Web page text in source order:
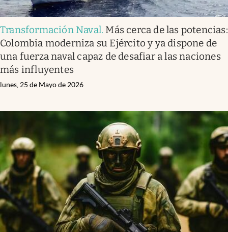
Transformación Naval. Más cerca de las potencias:
Colombia moderniza su Ejército y ya dispone de
una fuerza naval capaz de desafiar a las naciones
más influyentes
lunes, 25 de Mayo de 2026